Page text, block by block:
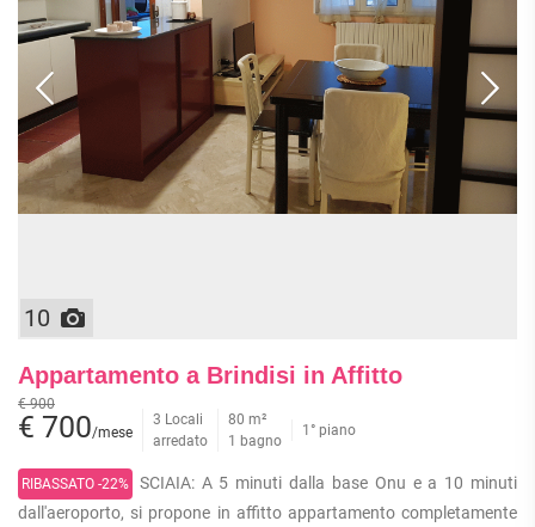
10
Appartamento a Brindisi in Affitto
€ 900
€ 700/mese
3 Locali
arredato
80 m²
1 bagno
1° piano
RIBASSATO -22%
SCIAIA: A 5 minuti dalla base Onu e a 10 minuti
dall'aeroporto, si propone in affitto appartamento completamente